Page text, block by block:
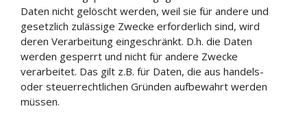
Daten nicht gelöscht werden, weil sie für andere und
gesetzlich zulässige Zwecke erforderlich sind, wird
deren Verarbeitung eingeschränkt. D.h. die Daten
werden gesperrt und nicht für andere Zwecke
verarbeitet. Das gilt z.B. für Daten, die aus handels-
oder steuerrechtlichen Gründen aufbewahrt werden
müssen.